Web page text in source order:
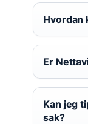
Hvordan
Er
Kan jeg
sak?